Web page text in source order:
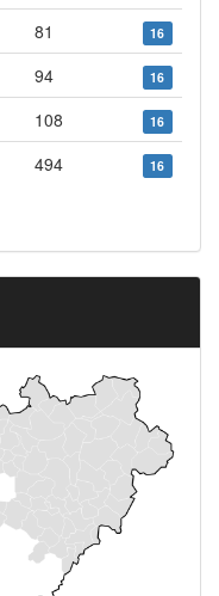
81 16
94 16
108 16
494 16